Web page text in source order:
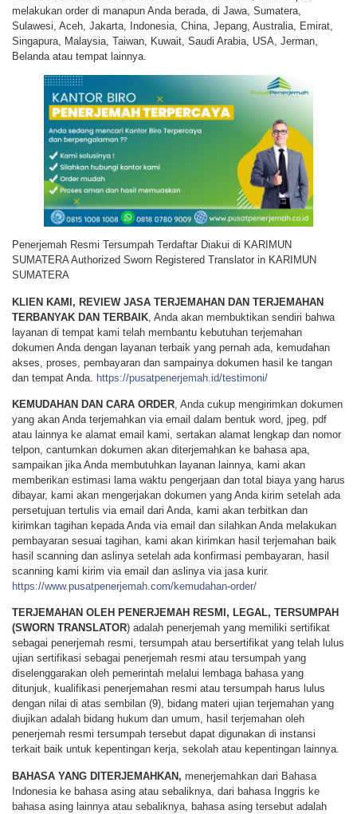
melakukan order di manapun Anda berada, di Jawa, Sumatera,
Sulawesi, Aceh, Jakarta, Indonesia, China, Jepang, Australia, Emirat,
Singapura, Malaysia, Taiwan, Kuwait, Saudi Arabia, USA, Jerman,
Belanda atau tempat lainnya.
Penerjemah Resmi Tersumpah Terdaftar Diakui di KARIMUN
SUMATERA Authorized Sworn Registered Translator in KARIMUN
SUMATERA
KLIEN KAMI, REVIEW JASA TERJEMAHAN DAN TERJEMAHAN
TERBANYAK DAN TERBAIK , Anda akan membuktikan sendiri bahwa
layanan di tempat kami telah membantu kebutuhan terjemahan
dokumen Anda dengan layanan terbaik yang pernah ada, kemudahan
akses, proses, pembayaran dan sampainya dokumen hasil ke tangan
dan tempat Anda. https://pusatpenerjemah.id/testimoni/
KEMUDAHAN DAN CARA ORDER, Anda cukup mengirimkan dokumen
yang akan Anda terjemahkan via email dalam bentuk word, jpeg, pdf
atau lainnya ke alamat email kami, sertakan alamat lengkap dan nomor
telpon, cantumkan dokumen akan diterjemahkan ke bahasa apa,
sampaikan jika Anda membutuhkan layanan lainnya, kami akan
memberikan estimasi lama waktu pengerjaan dan total biaya yang harus
dibayar, kami akan mengerjakan dokumen yang Anda kirim setelah ada
persetujuan tertulis via email dari Anda, kami akan terbitkan dan
kirimkan tagihan kepada Anda via email dan silahkan Anda melakukan
pembayaran sesuai tagihan, kami akan kirimkan hasil terjemahan baik
hasil scanning dan aslinya setelah ada konfirmasi pembayaran, hasil
scanning kami kirim via email dan aslinya via jasa kurir.
https://www.pusatpenerjemah.com/kemudahan-order/
TERJEMAHAN OLEH PENERJEMAH RESMI, LEGAL, TERSUMPAH
(SWORN TRANSLATOR) adalah penerjemah yang memiliki sertifikat
sebagai penerjemah resmi, tersumpah atau bersertifikat yang telah lulus
ujian sertifikasi sebagai penerjemah resmi atau tersumpah yang
diselenggarakan oleh pemerintah melalui lembaga bahasa yang
ditunjuk, kualifikasi penerjemahan resmi atau tersumpah harus lulus
dengan nilai di atas sembilan (9), bidang materi ujian terjemahan yang
diujikan adalah bidang hukum dan umum, hasil terjemahan oleh
penerjemah resmi tersumpah tersebut dapat digunakan di instansi
terkait baik untuk kepentingan kerja, sekolah atau kepentingan lainnya.
BAHASA YANG DITERJEMAHKAN, menerjemahkan dari Bahasa
Indonesia ke bahasa asing atau sebaliknya, dari bahasa Inggris ke
bahasa asing lainnya atau sebaliknya, bahasa asing tersebut adalah